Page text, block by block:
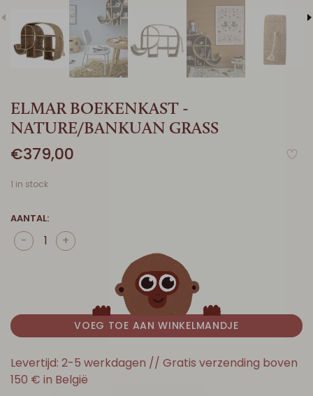
ELMAR BOEKENKAST -
NATURE/BANKUAN GRASS
€379,00
1 in stock
AANTAL:
+
-
VOEG TOE AAN WINKELMANDJE
Levertijd: 2-5 werkdagen // Gratis verzending boven
150 € in België